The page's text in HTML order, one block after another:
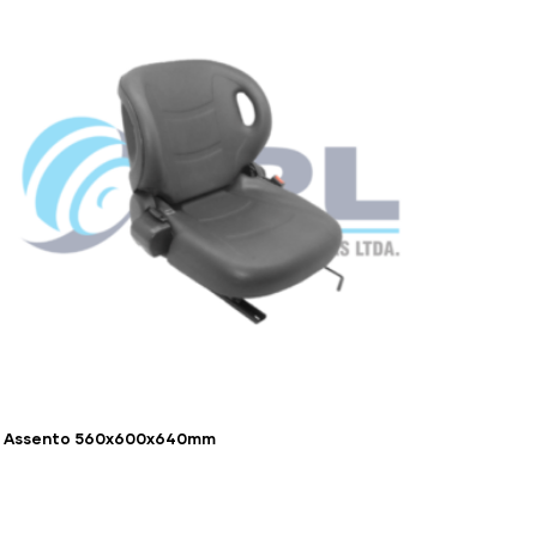
Assento 560x600x640mm